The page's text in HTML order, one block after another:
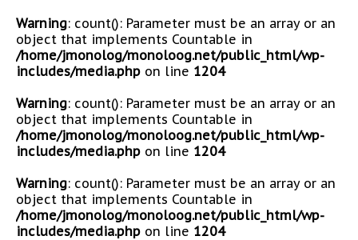
Warning: count(): Parameter must be an array or an
object that implements Countable in
/home/jmonolog/monoloog.net/public_html/wp-
includes/media.php on line 1204
Warning: count(): Parameter must be an array or an
object that implements Countable in
/home/jmonolog/monoloog.net/public_html/wp-
includes/media.php on line 1204
Warning: count(): Parameter must be an array or an
object that implements Countable in
/home/jmonolog/monoloog.net/public_html/wp-
includes/media.php on line 1204